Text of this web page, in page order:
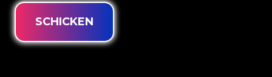
SCHICKEN